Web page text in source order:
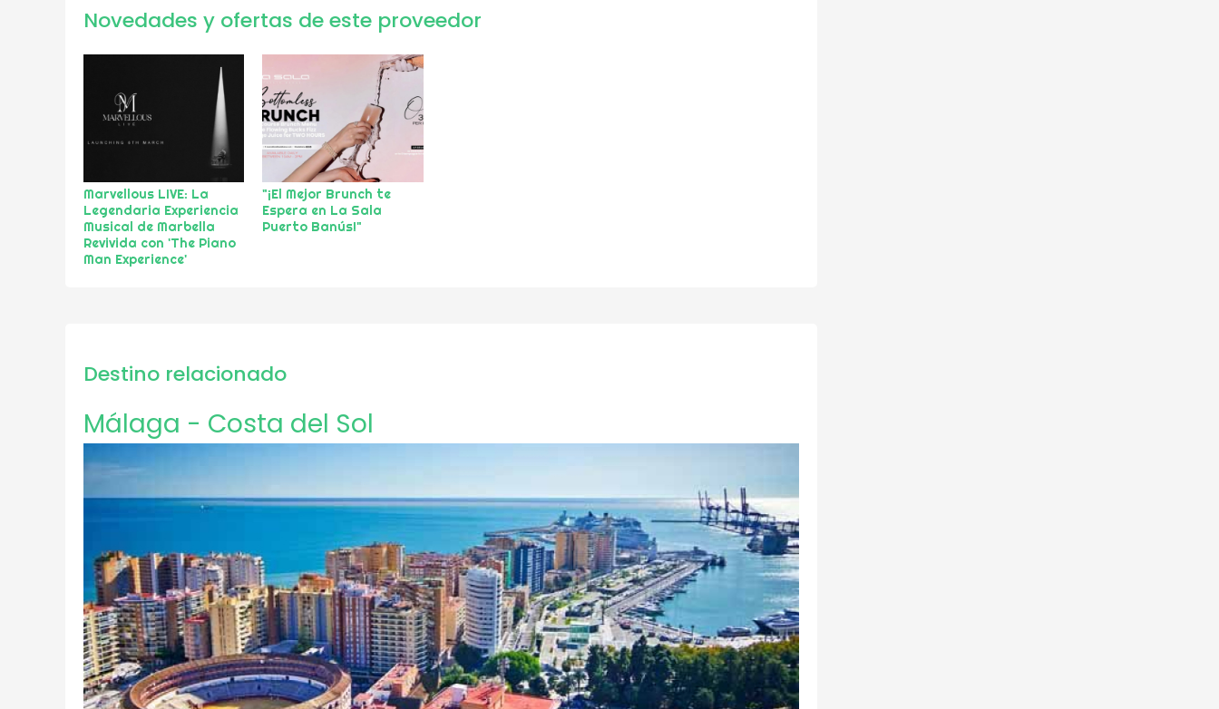
Novedades y ofertas de este proveedor
Marvellous LIVE: La
Legendaria Experiencia
Musical de Marbella
Revivida con 'The Piano
Man Experience'
"¡El Mejor Brunch te
Espera en La Sala
Puerto Banús!"
Destino relacionado
Málaga - Costa del Sol